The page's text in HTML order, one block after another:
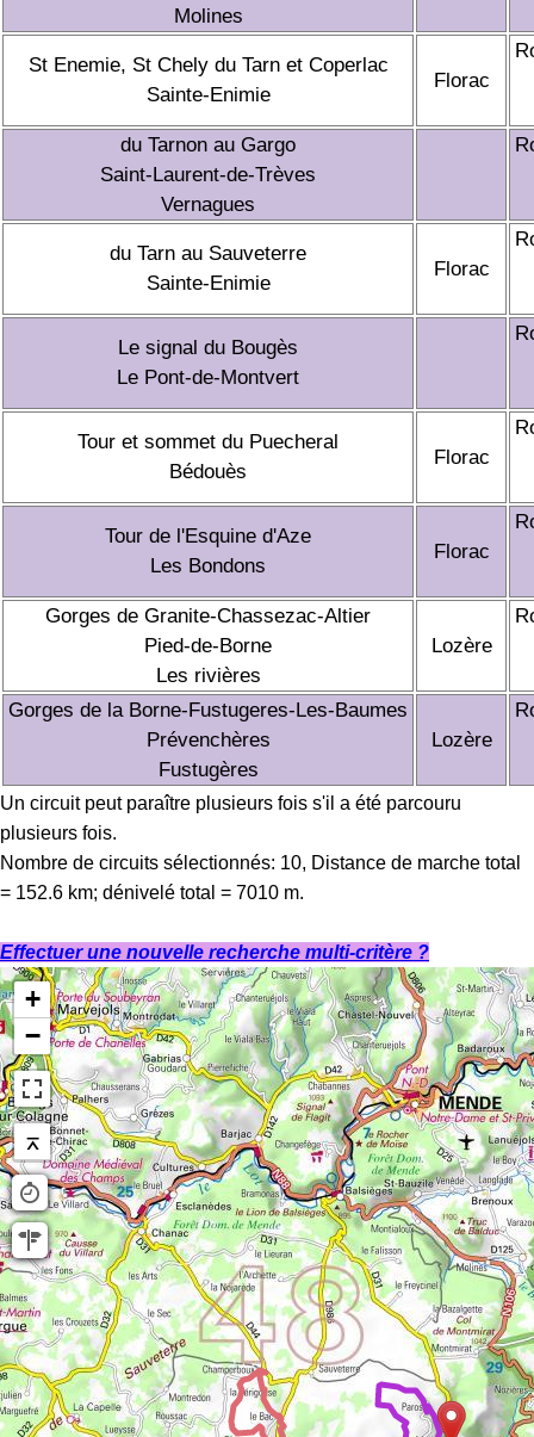
Molines
St Enemie, St Chely du Tarn et Coperlac
Sainte-Enimie
Florac
du Tarnon au Gargo
Saint-Laurent-de-Trèves
Vernagues
du Tarn au Sauveterre
Sainte-Enimie
Florac
Le signal du Bougès
Le Pont-de-Montvert
Tour et sommet du Puecheral
Bédouès
Florac
Tour de l'Esquine d'Aze
Les Bondons
Florac
Gorges de Granite-Chassezac-Altier
Pied-de-Borne
Les rivières
Lozère
Gorges de la Borne-Fustugeres-Les-Baumes
Prévenchères
Fustugères
Lozère
Un circuit peut paraître plusieurs fois s'il a été parcouru
plusieurs fois.
Nombre de circuits sélectionnés: 10, Distance de marche total
= 152.6 km; dénivelé total = 7010 m.
Effectuer une nouvelle recherche multi-critère ?
+
−
⌅